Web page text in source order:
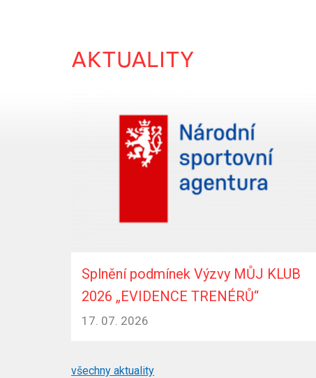
AKTUALITY
Splnění podmínek Výzvy MŮJ KLUB
2026 „EVIDENCE TRENÉRŮ“
17. 07. 2026
všechny aktuality